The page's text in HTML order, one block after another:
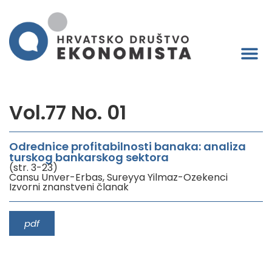
Vol.77 No. 01
Odrednice profitabilnosti banaka: analiza
turskog bankarskog sektora
(str. 3-23)
Cansu Unver-Erbas, Sureyya Yilmaz-Ozekenci
Izvorni znanstveni članak
pdf